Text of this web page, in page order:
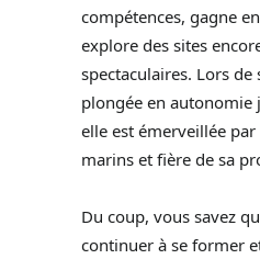
compétences, gagne
explore des sites
spectaculaires. Lors de
plongée en autonomie
elle est émerveillée
marins et fière de sa
Du coup, vous savez
continuer à se former